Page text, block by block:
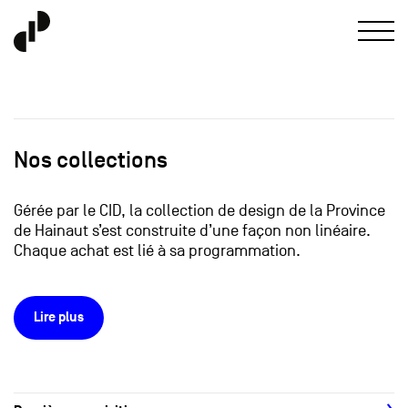
Nos collections
Gérée par le CID, la collection de design de la Province
de Hainaut s’est construite d’une façon non linéaire.
Chaque achat est lié à sa programmation.
Lire plus